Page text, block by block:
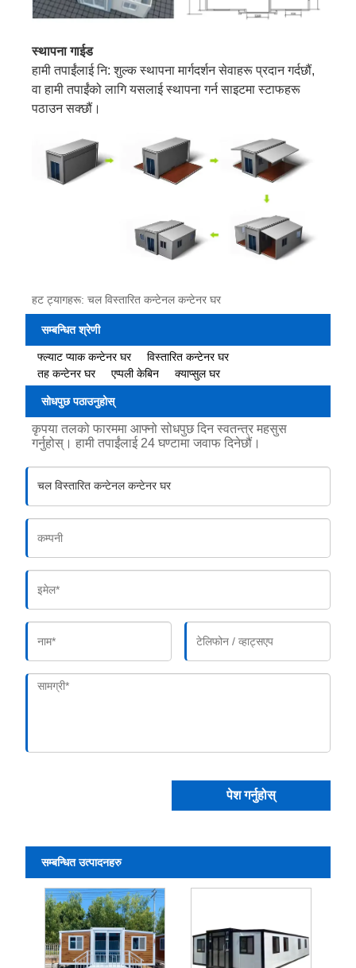
स्थापना गाईड
हामी तपाईंलाई नि: शुल्क स्थापना मार्गदर्शन सेवाहरू प्रदान गर्दछौं,
वा हामी तपाईंको लागि यसलाई स्थापना गर्न साइटमा स्टाफहरू
पठाउन सक्छौं।
हट ट्यागहरू: चल विस्तारित कन्टेनल कन्टेनर घर
सम्बन्धित श्रेणी
फ्ल्याट प्याक कन्टेनर घर
विस्तारित कन्टेनर घर
तह कन्टेनर घर
एप्पली केबिन क्याप्सुल घर
सोधपुछ पठाउनुहोस्
कृपया तलको फारममा आफ्नो सोधपुछ दिन स्वतन्त्र महसुस
गर्नुहोस्। हामी तपाईंलाई 24 घण्टामा जवाफ दिनेछौं।
पेश गर्नुहोस्
सम्बन्धित उत्पादनहरु